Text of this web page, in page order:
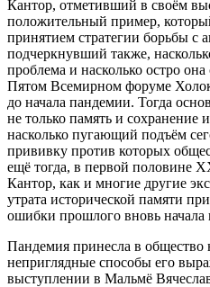
Кантор, отметивший в своём
положительный пример,
принятием стратегии борьбы с
подчеркнувший также,
проблема и насколько остро
Пятом Всемирном форуме
до начала пандемии. Тогда
не только память и сохранение
насколько пугающий подъём
прививку против которых
ещё тогда, в первой половине
Кантор, как и многие другие
утрата исторической памяти
ошибки прошлого вновь начала
Пандемия принесла в общество
неприглядные способы его
выступлении в Мальмё